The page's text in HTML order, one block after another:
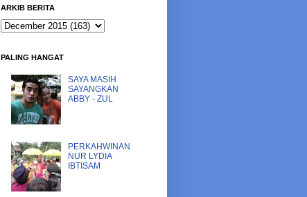
ARKIB BERITA
PALING HANGAT
SAYA MASIH
SAYANGKAN
ABBY - ZUL
PERKAHWINAN
NUR LYDIA
IBTISAM